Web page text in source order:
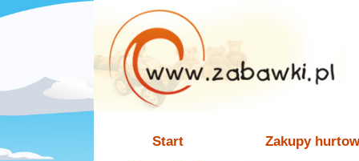
Start Zakupy